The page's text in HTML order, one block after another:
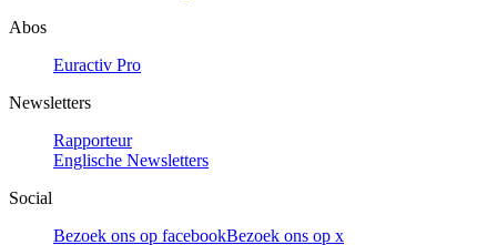
Abos
Euractiv Pro
Newsletters
Rapporteur
Englische Newsletters
Social
Bezoek ons op facebookBezoek ons op x